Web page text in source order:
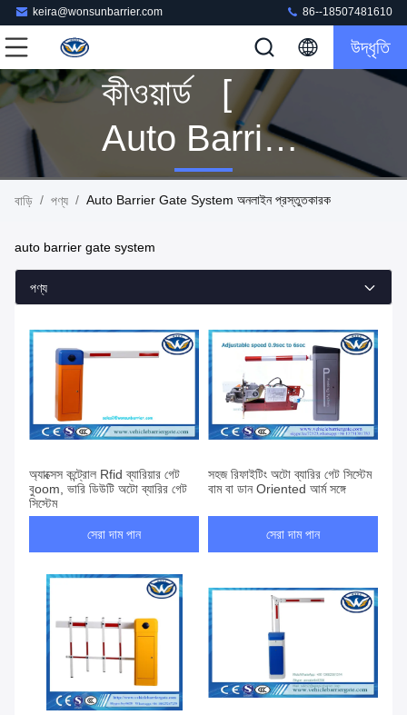
keira@wonsunbarrier.com 86--18507481610
উদ্ধৃতি
কীওয়ার্ড [
Auto Barrier
Gate
ম্যাচ 160 পণ্য
বাড়ি / পণ্য / Auto Barrier Gate System অনলাইন প্রস্তুতকারক
auto barrier gate system
পণ্য
অ্যাক্সেস কন্ট্রোল Rfid ব্যারিয়ার গেট
বুoom, ভারি ডিউটি ​​অটো ব্যারির গেট
সিস্টেম
সেরা দাম পান
সহজ রিফাইটিং অটো ব্যারির গেট সিস্টেম
বাম বা ডান Oriented আর্ম সঙ্গে
সেরা দাম পান